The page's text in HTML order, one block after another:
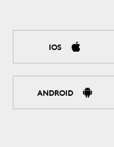
IOS
ANDROID